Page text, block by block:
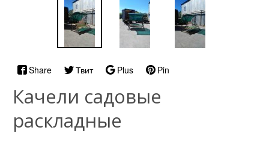
Share Твит Plus Pin
Качели садовые
раскладные